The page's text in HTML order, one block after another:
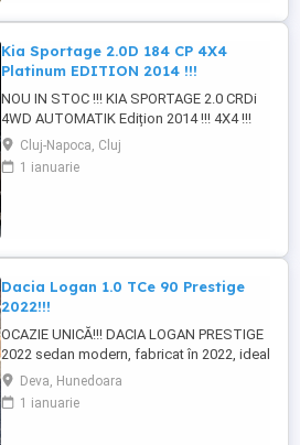
Kia Sportage 2.0D 184 CP 4X4
Platinum EDITION 2014 !!!
NOU IN STOC !!! KIA SPORTAGE 2.0 CRDi
4WD AUTOMATIK Edițion 2014 !!! 4X4 !!!
SUV Diesel, 1995 cm3, 184 CP, transmisie
automată, tracțiune integrală 4WD. Import
Germania. Mașină bine întreținută, foarte
Cluj-Napoca, Cluj
1 ianuarie
Dacia Logan 1.0 TCe 90 Prestige
2022!!!
OCAZIE UNICĂ!!! DACIA LOGAN PRESTIGE
2022 sedan modern, fabricat în 2022, ideal
pentru familie sau navetă urbană. Mașină
cu consum redus, dotată cu sisteme
avansate de siguranță și confort, pregătită
Deva, Hunedoara
1 ianuarie